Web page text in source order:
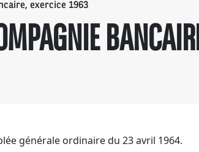
exercice 1963
générale ordinaire du 23 avril 1964.